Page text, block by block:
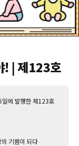
! | 제123호
에 발행한 제123호
기쁨이 되다